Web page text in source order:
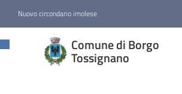
Nuovo circondario imolese
Comune di Borgo
Tossignano
Comune di
Borgo